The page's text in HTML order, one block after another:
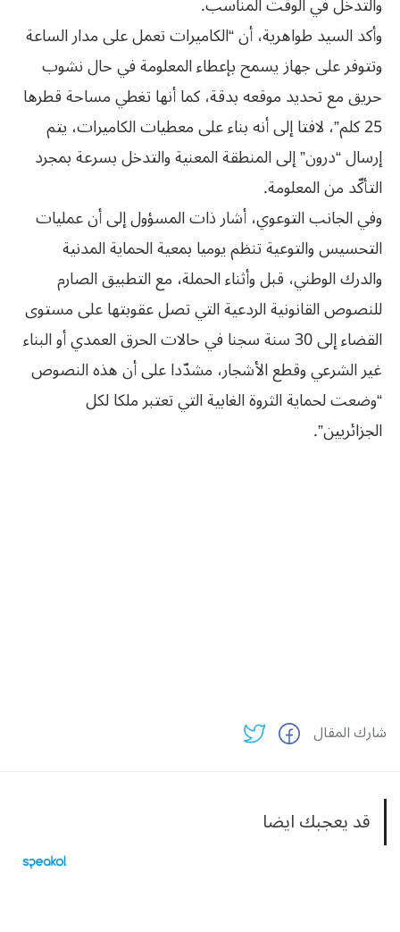
وأكد السيد طواهرية، أن “الكاميرات تعمل على مدار الساعة
وتتوفر على جهاز يسمح بإعطاء المعلومة في حال نشوب
حريق مع تحديد موقعه بدقة، كما أنها تغطي مساحة قطرها
25 كلم”، لافتا إلى أنه بناء على معطيات الكاميرات، يتم
إرسال “درون” إلى المنطقة المعنية والتدخل بسرعة بمجرد
التأكّد من المعلومة.
وفي الجانب التوعوي، أشار ذات المسؤول إلى أن عمليات
التحسيس والتوعية تنظم يوميا بمعية الحماية المدنية
والدرك الوطني، قبل وأثناء الحملة، مع التطبيق الصارم
للنصوص القانونية الردعية التي تصل عقوبتها على مستوى
القضاء إلى 30 سنة سجنا في حالات الحرق العمدي أو البناء
غير الشرعي وقطع الأشجار، مشدّدا على أن هذه النصوص
“وضعت لحماية الثروة الغابية التي تعتبر ملكا لكل
الجزائريين”.
شارك المقال
قد يعجبك ايضا